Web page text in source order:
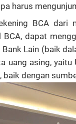
harus
BCA
dapat
Lain (baik
asing, yaitu
baik dengan